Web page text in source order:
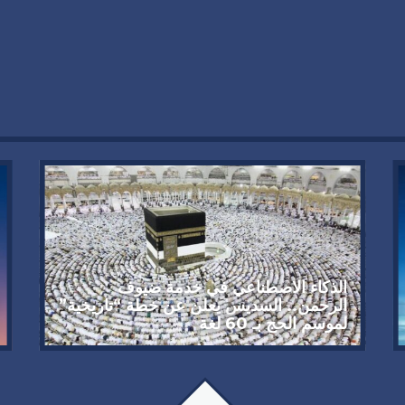
الذكاء الاصطناعي في خدمة ضيوف
الرحمن.. السديس يعلن عن خطة “تاريخية”
لموسم الحج بـ 60 لغة